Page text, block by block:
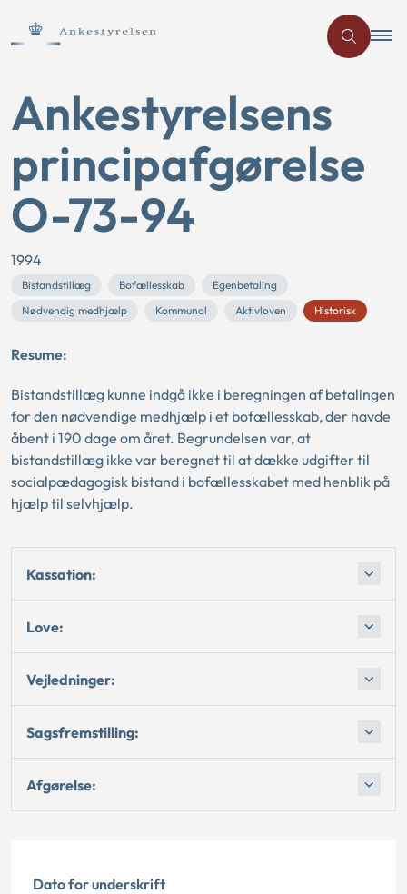
Ankestyrelsens
principafgørelse
O-73-94
1994
Bistandstillæg Bofællesskab
Egenbetaling
Nødvendig medhjælp
Kommunal Aktivloven Historisk
Resume:
Bistandstillæg kunne indgå ikke i beregningen af betalingen
for den nødvendige medhjælp i et bofællesskab, der havde
åbent i 190 dage om året. Begrundelsen var, at
bistandstillæg ikke var beregnet til at dække udgifter til
socialpædagogisk bistand i bofællesskabet med henblik på
hjælp til selvhjælp.
Kassation:
Love:
Vejledninger:
Sagsfremstilling:
Afgørelse:
Dato for underskrift